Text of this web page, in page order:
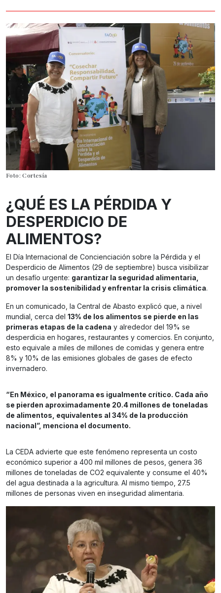
Foto: Cortesía
¿QUÉ ES LA PÉRDIDA Y
DESPERDICIO DE
ALIMENTOS?
El Día Internacional de Concienciación sobre la Pérdida y el
Desperdicio de Alimentos (29 de septiembre) busca visibilizar
un desafío urgente: garantizar la seguridad alimentaria,
promover la sostenibilidad y enfrentar la crisis climática.
En un comunicado, la Central de Abasto explicó que, a nivel
mundial, cerca del 13% de los alimentos se pierde en las
primeras etapas de la cadena y alrededor del 19% se
desperdicia en hogares, restaurantes y comercios. En conjunto,
esto equivale a miles de millones de comidas y genera entre
8% y 10% de las emisiones globales de gases de efecto
invernadero.
“En México, el panorama es igualmente crítico. Cada año
se pierden aproximadamente 20.4 millones de toneladas
de alimentos, equivalentes al 34% de la producción
nacional”, menciona el documento.
La CEDA advierte que este fenómeno representa un costo
económico superior a 400 mil millones de pesos, genera 36
millones de toneladas de CO2 equivalente y consume el 40%
del agua destinada a la agricultura. Al mismo tiempo, 27.5
millones de personas viven en inseguridad alimentaria.